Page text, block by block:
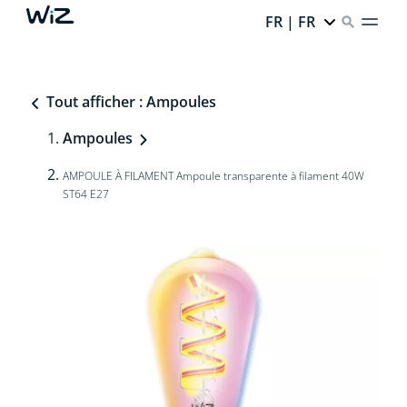
FR | FR
Tout afficher : Ampoules
Ampoules
AMPOULE À FILAMENT Ampoule transparente à filament 40W
ST64 E27